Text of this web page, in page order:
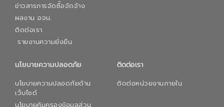
ข่าวสารการจัดซื้อจัดจ้าง
ผลงาน อจน.
ติดต่อเรา
รายงานความยั่งยืน
นโยบายความปลอดภัย
นโยบายความปลอดภัยด้าน
เว็บไซต์
นโยบายคุ้มครองข้อมูลส่วน
ติดต่อเรา
ติดต่อหน่วยงานภายใน